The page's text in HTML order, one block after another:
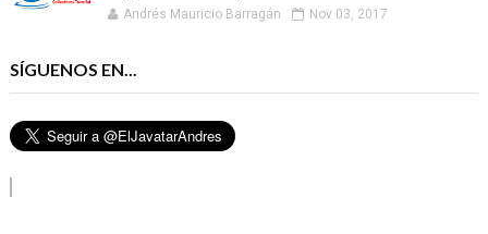
Andrés Mauricio Barragán Nov 03, 2017
SÍGUENOS EN...